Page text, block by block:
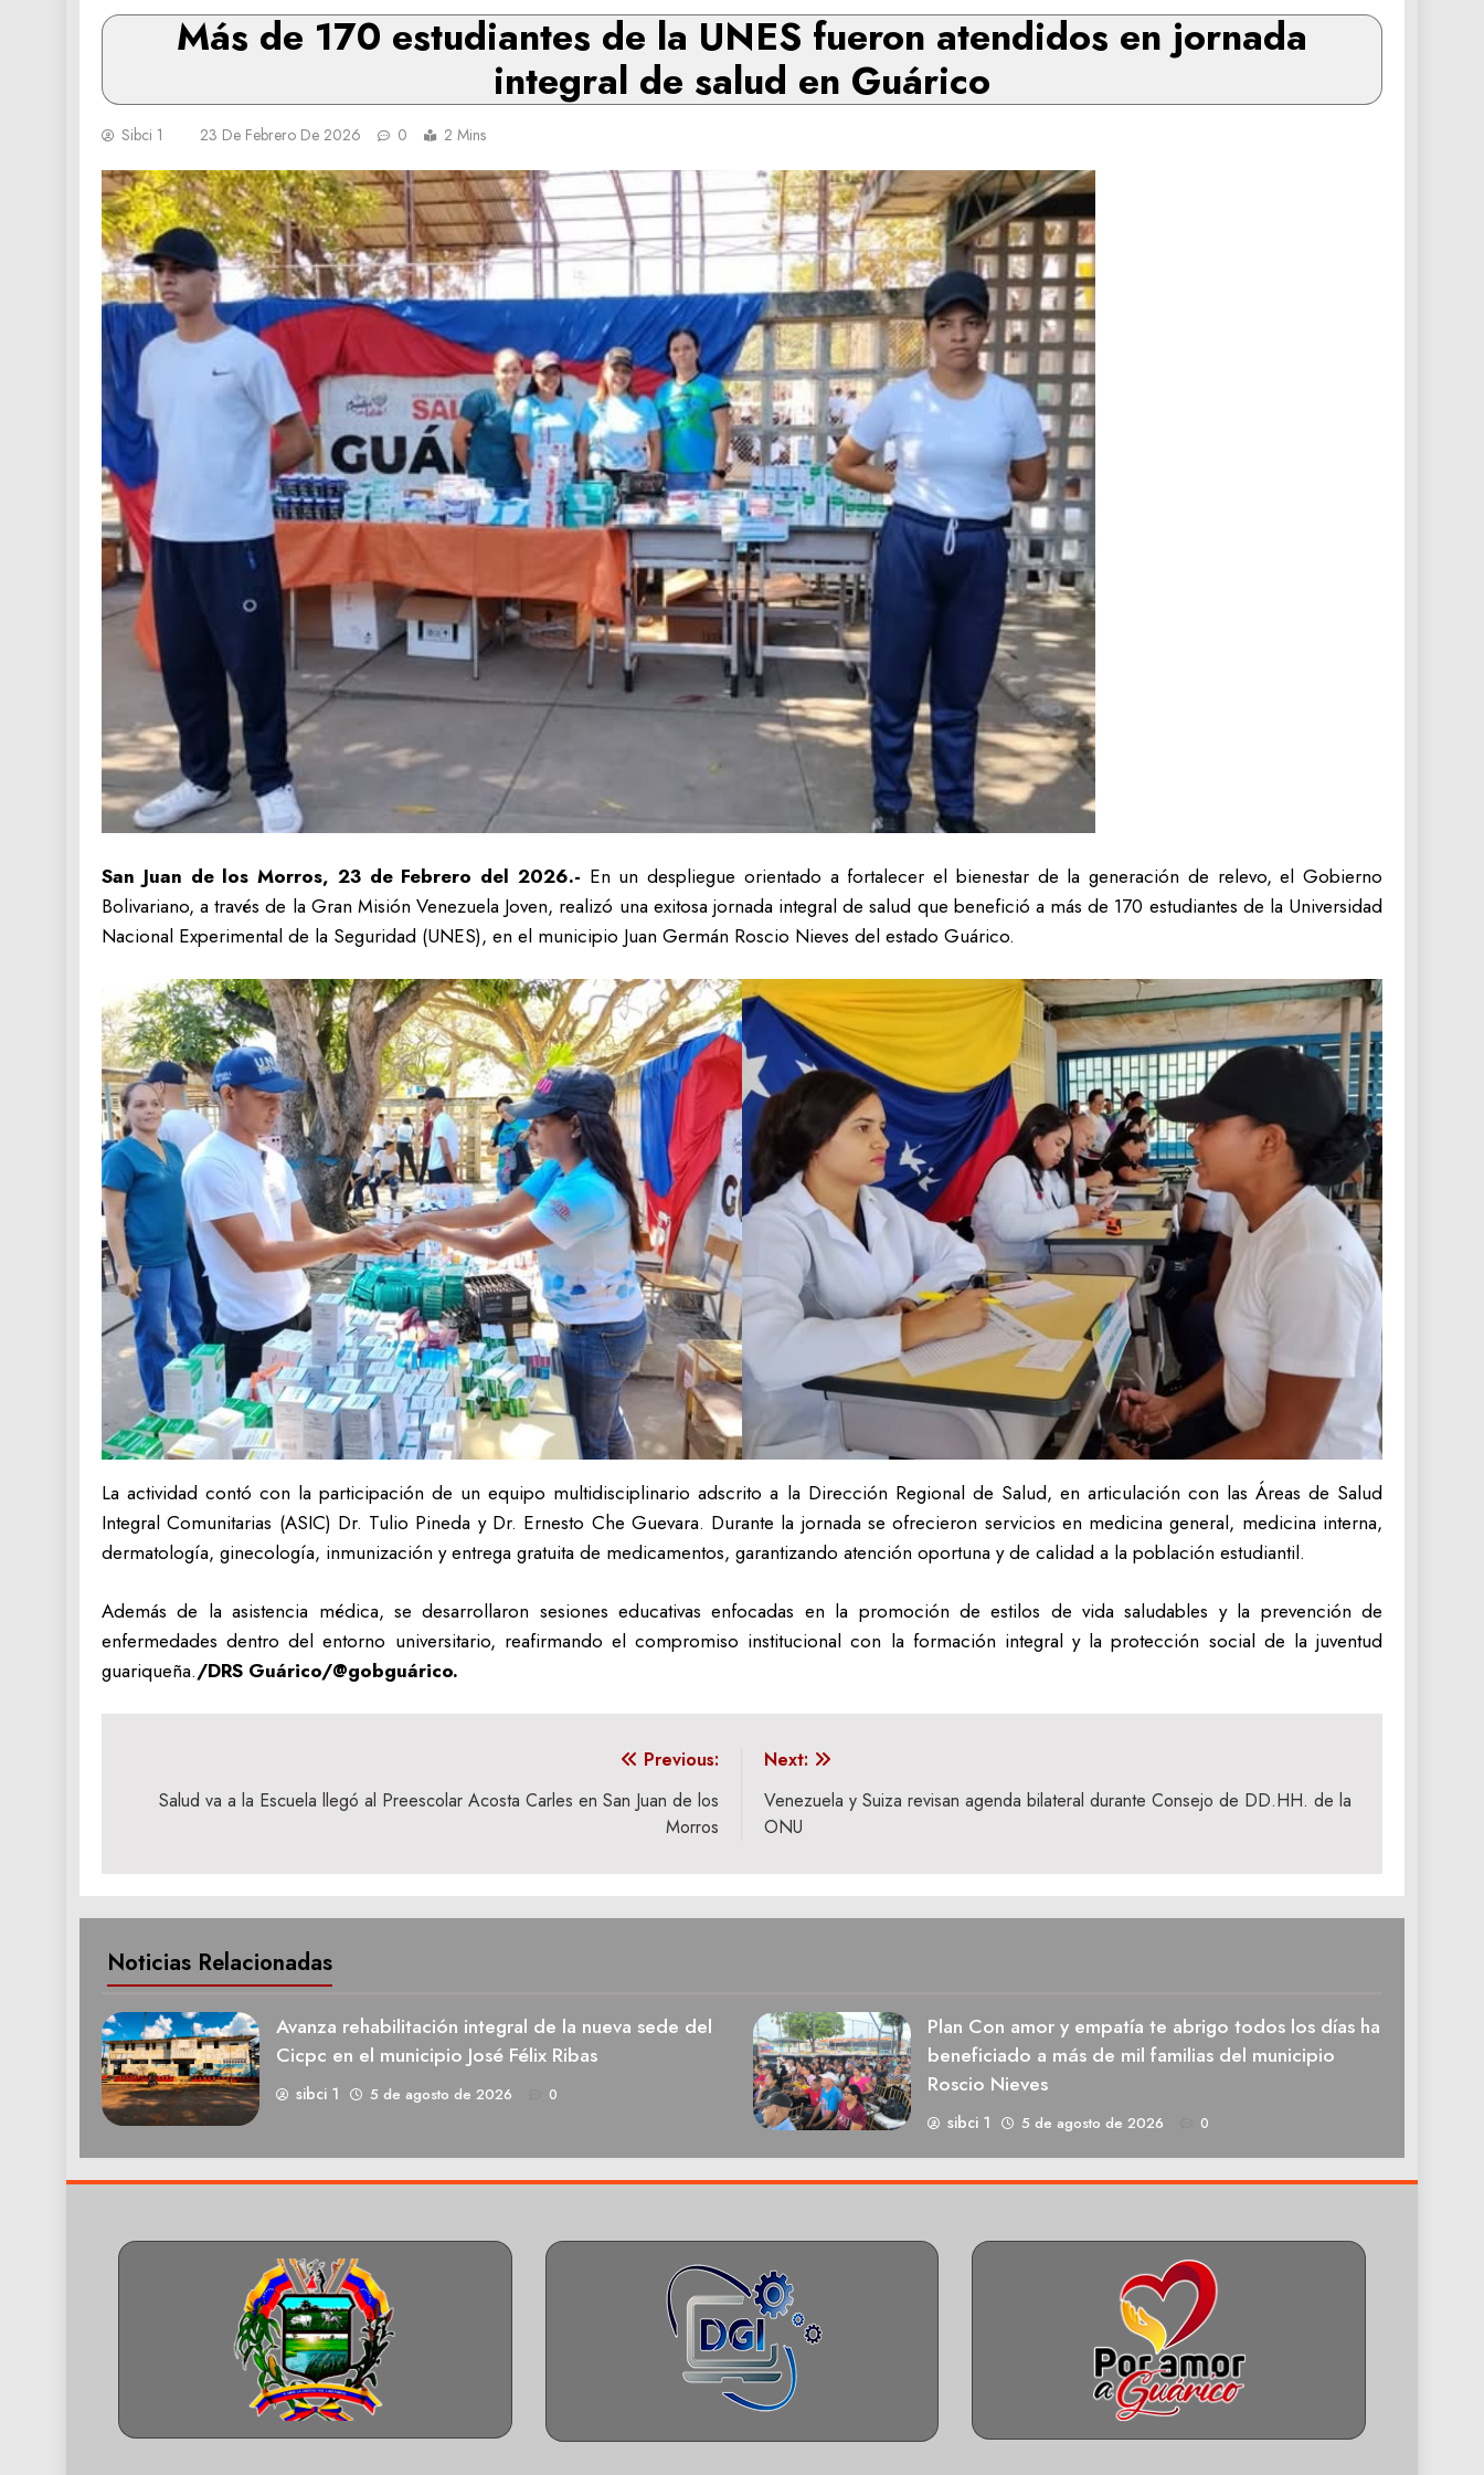
Más de 170 estudiantes de la UNES fueron atendidos en jornada
integral de salud en Guárico
Sibci 1 23 De Febrero De 2026 0 2 Mins
San Juan de los Morros, 23 de Febrero del 2026.- En un despliegue orientado a fortalecer el bienestar de la generación de relevo, el Gobierno
Bolivariano, a través de la Gran Misión Venezuela Joven, realizó una exitosa jornada integral de salud que benefició a más de 170 estudiantes de la Universidad
Nacional Experimental de la Seguridad (UNES), en el municipio Juan Germán Roscio Nieves del estado Guárico.
La actividad contó con la participación de un equipo multidisciplinario adscrito a la Dirección Regional de Salud, en articulación con las Áreas de Salud
Integral Comunitarias (ASIC) Dr. Tulio Pineda y Dr. Ernesto Che Guevara. Durante la jornada se ofrecieron servicios en medicina general, medicina interna,
dermatología, ginecología, inmunización y entrega gratuita de medicamentos, garantizando atención oportuna y de calidad a la población estudiantil.
Además de la asistencia médica, se desarrollaron sesiones educativas enfocadas en la promoción de estilos de vida saludables y la prevención de
enfermedades dentro del entorno universitario, reafirmando el compromiso institucional con la formación integral y la protección social de la juventud
guariqueña./DRS Guárico/@gobguárico.
Previous:
Salud va a la Escuela llegó al Preescolar Acosta Carles en San Juan de los
Morros
Next:
Venezuela y Suiza revisan agenda bilateral durante Consejo de DD.HH. de la
ONU
Noticias Relacionadas
Avanza rehabilitación integral de la nueva sede del
Cicpc en el municipio José Félix Ribas
sibci 1 5 de agosto de 2026 0
Plan Con amor y empatía te abrigo todos los días ha
beneficiado a más de mil familias del municipio
Roscio Nieves
sibci 1 5 de agosto de 2026 0